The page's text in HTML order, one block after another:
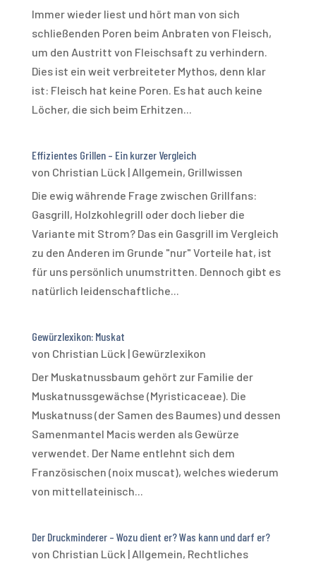
Immer wieder liest und hört man von sich
schließenden Poren beim Anbraten von Fleisch,
um den Austritt von Fleischsaft zu verhindern.
Dies ist ein weit verbreiteter Mythos, denn klar
ist: Fleisch hat keine Poren. Es hat auch keine
Löcher, die sich beim Erhitzen...
Effizientes Grillen – Ein kurzer Vergleich
von Christian Lück | Allgemein, Grillwissen
Die ewig währende Frage zwischen Grillfans:
Gasgrill, Holzkohlegrill oder doch lieber die
Variante mit Strom? Das ein Gasgrill im Vergleich
zu den Anderen im Grunde "nur" Vorteile hat, ist
für uns persönlich unumstritten. Dennoch gibt es
natürlich leidenschaftliche...
Gewürzlexikon: Muskat
von Christian Lück | Gewürzlexikon
Der Muskatnussbaum gehört zur Familie der
Muskatnussgewächse (Myristicaceae). Die
Muskatnuss (der Samen des Baumes) und dessen
Samenmantel Macis werden als Gewürze
verwendet. Der Name entlehnt sich dem
Französischen (noix muscat), welches wiederum
von mittellateinisch...
Der Druckminderer – Wozu dient er? Was kann und darf er?
von Christian Lück | Allgemein, Rechtliches